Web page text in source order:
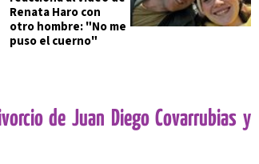
Renata Haro con
otro hombre: "No me
puso el cuerno"
de Juan Diego Covarrubias y